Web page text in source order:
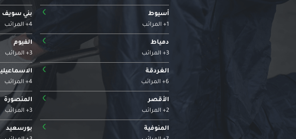
أسيوط
1+ المرائب
› بني سويف
4+ المرائب
دمياط
3+ المرائب
› الفيوم
3+ المرائب
الغردقة
6+ المرائب
›
4+ المرائب
الأقصر
2+ المرائب
› المنصورة
3+ المرائب
المنوفية › بورسعيد